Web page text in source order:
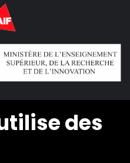
des
Tous droits réservés